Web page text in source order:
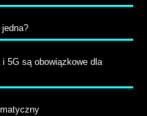
5G są obowiązkowe dla